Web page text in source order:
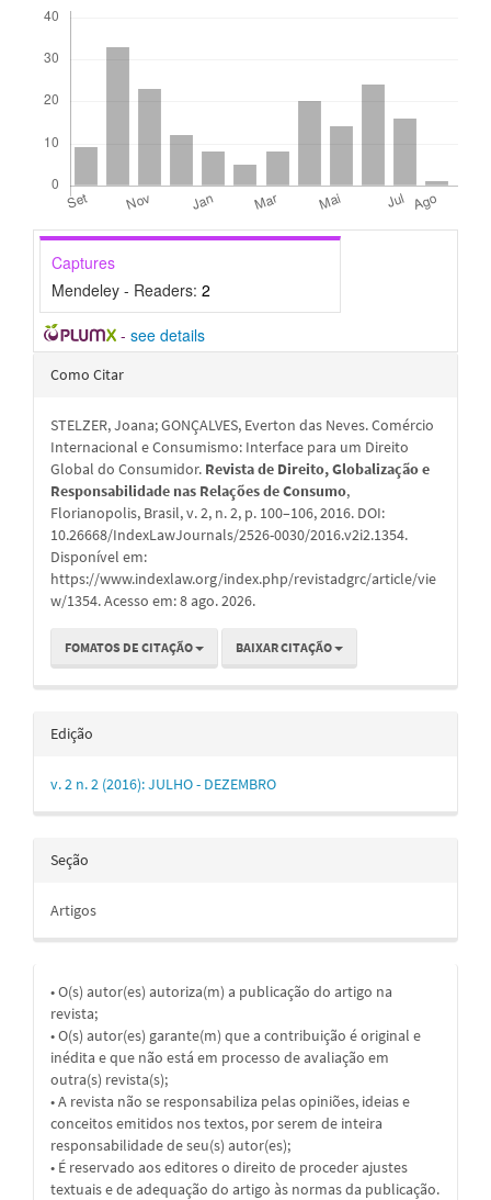
Captures
Mendeley - Readers: 2
- see details
Detalhes
artigo
Como Citar
STELZER, Joana; GONÇALVES, Everton das Neves. Comércio
Internacional e Consumismo: Interface para um Direito
Global do Consumidor. Revista de Direito, Globalização e
Responsabilidade nas Relações de Consumo,
Florianopolis, Brasil, v. 2, n. 2, p. 100–106, 2016. DOI:
10.26668/IndexLawJournals/2526-0030/2016.v2i2.1354.
Disponível em:
https://www.indexlaw.org/index.php/revistadgrc/article/vie
w/1354. Acesso em: 8 ago. 2026.
FOMATOS DE CITAÇÃO BAIXAR CITAÇÃO
Edição
v. 2 n. 2 (2016): JULHO - DEZEMBRO
Seção
Artigos
• O(s) autor(es) autoriza(m) a publicação do artigo na
revista;
• O(s) autor(es) garante(m) que a contribuição é original e
inédita e que não está em processo de avaliação em
outra(s) revista(s);
• A revista não se responsabiliza pelas opiniões, ideias e
conceitos emitidos nos textos, por serem de inteira
responsabilidade de seu(s) autor(es);
• É reservado aos editores o direito de proceder ajustes
textuais e de adequação do artigo às normas da publicação.